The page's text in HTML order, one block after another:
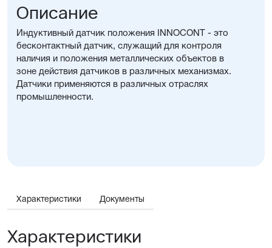
Описание
Индуктивный датчик положения INNOCONT - это
бесконтактный датчик, служащий для контроля
наличия и положения металлических объектов в
зоне действия датчиков в различных механизмах.
Датчики применяются в различных отраслях
промышленности.
Характеристики Документы
Характеристики